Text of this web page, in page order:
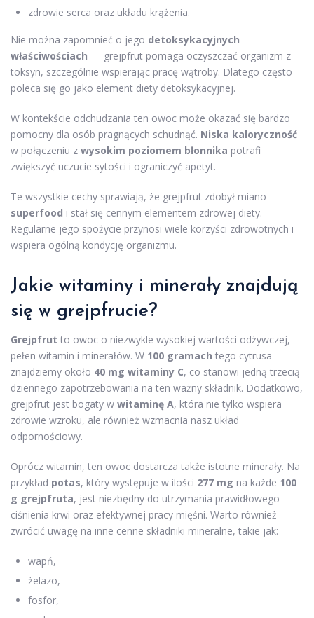
zdrowie serca oraz układu krążenia.
Nie można zapomnieć o jego detoksykacyjnych
właściwościach — grejpfrut pomaga oczyszczać organizm z
toksyn, szczególnie wspierając pracę wątroby. Dlatego często
poleca się go jako element diety detoksykacyjnej.
W kontekście odchudzania ten owoc może okazać się bardzo
pomocny dla osób pragnących schudnąć. Niska kaloryczność
w połączeniu z wysokim poziomem błonnika potrafi
zwiększyć uczucie sytości i ograniczyć apetyt.
Te wszystkie cechy sprawiają, że grejpfrut zdobył miano
superfood i stał się cennym elementem zdrowej diety.
Regularne jego spożycie przynosi wiele korzyści zdrowotnych i
wspiera ogólną kondycję organizmu.
Jakie witaminy i minerały znajdują
się w grejpfrucie?
Grejpfrut to owoc o niezwykle wysokiej wartości odżywczej,
pełen witamin i minerałów. W 100 gramach tego cytrusa
znajdziemy około 40 mg witaminy C, co stanowi jedną trzecią
dziennego zapotrzebowania na ten ważny składnik. Dodatkowo,
grejpfrut jest bogaty w witaminę A, która nie tylko wspiera
zdrowie wzroku, ale również wzmacnia nasz układ
odpornościowy.
Oprócz witamin, ten owoc dostarcza także istotne minerały. Na
przykład potas, który występuje w ilości 277 mg na każde 100
g grejpfruta, jest niezbędny do utrzymania prawidłowego
ciśnienia krwi oraz efektywnej pracy mięśni. Warto również
zwrócić uwagę na inne cenne składniki mineralne, takie jak:
wapń,
żelazo,
fosfor,